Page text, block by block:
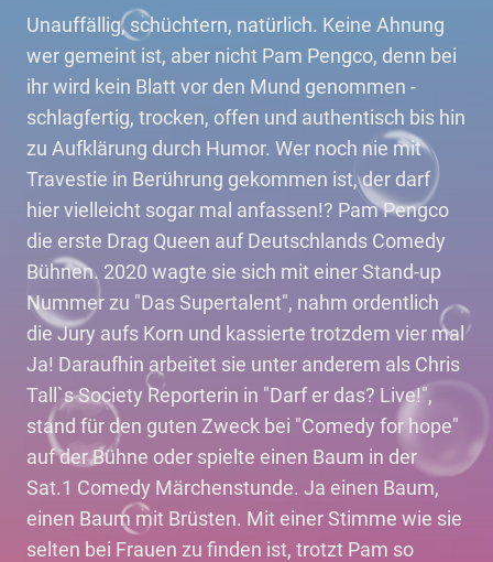
Unauffällig, schüchtern, natürlich. Keine Ahnung
wer gemeint ist, aber nicht Pam Pengco, denn bei
ihr wird kein Blatt vor den Mund genommen -
schlagfertig, trocken, offen und authentisch bis hin
zu Aufklärung durch Humor. Wer noch nie mit
Travestie in Berührung gekommen ist, der darf
hier vielleicht sogar mal anfassen!? Pam Pengco
die erste Drag Queen auf Deutschlands Comedy
Bühnen. 2020 wagte sie sich mit einer Stand-up
Nummer zu "Das Supertalent", nahm ordentlich
die Jury aufs Korn und kassierte trotzdem vier mal
Ja! Daraufhin arbeitet sie unter anderem als Chris
Tall`s Society Reporterin in "Darf er das? Live!",
stand für den guten Zweck bei "Comedy for hope"
auf der Bühne oder spielte einen Baum in der
Sat.1 Comedy Märchenstunde. Ja einen Baum,
einen Baum mit Brüsten. Mit einer Stimme wie sie
selten bei Frauen zu finden ist, trotzt Pam so